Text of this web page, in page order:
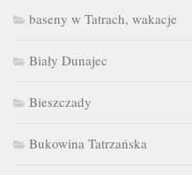
baseny w Tatrach, wakacje
Biały Dunajec
Bieszczady
Bukowina Tatrzańska